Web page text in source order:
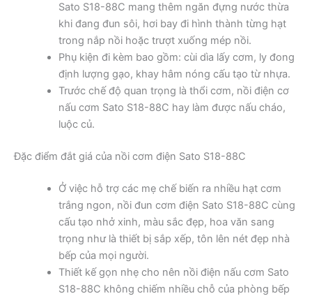
Sato S18-88C mang thêm ngăn đựng nước thừa
khi đang đun sôi, hơi bay đi hình thành từng hạt
trong nắp nồi hoặc trượt xuống mép nồi.
Phụ kiện đi kèm bao gồm: cùi dìa lấy cơm, ly đong
định lượng gạo, khay hâm nóng cấu tạo từ nhựa.
Trước chế độ quan trọng là thổi cơm, nồi điện cơ
nấu cơm Sato S18-88C hay làm được nấu cháo,
luộc củ.
Đặc điểm đắt giá của nồi cơm điện Sato S18-88C
Ở việc hỗ trợ các mẹ chế biến ra nhiều hạt cơm
trắng ngon, nồi đun cơm điện Sato S18-88C cùng
cấu tạo nhở xinh, màu sắc đẹp, hoa văn sang
trọng như là thiết bị sắp xếp, tôn lên nét đẹp nhà
bếp của mọi người.
Thiết kế gọn nhẹ cho nên nồi điện nấu cơm Sato
S18-88C không chiếm nhiều chỗ của phòng bếp